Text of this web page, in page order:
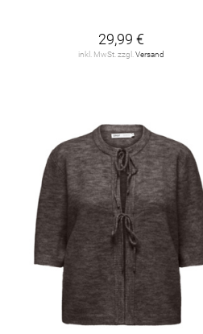
29,99 €
inkl. MwSt. zzgl. Versand